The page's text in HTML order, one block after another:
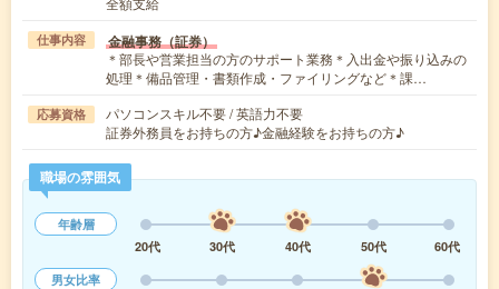
仕事内容 金融事務（証券）
＊部長や営業担当の方のサポート業務＊入出金や振り込みの
処理＊備品管理・書類作成・ファイリングなど＊課…
応募資格
パソコンスキル不要 / 英語力不要
証券外務員をお持ちの方♪金融経験をお持ちの方♪
職場の雰囲気
年齢層
20代
30代 40代 50代
60代
男女比率